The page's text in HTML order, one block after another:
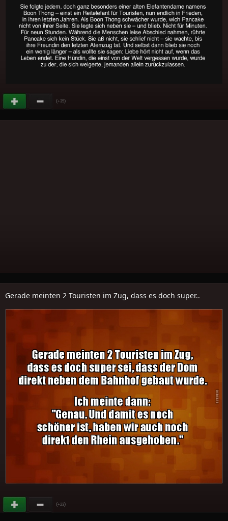
(+35)
Gerade meinten 2 Touristen im Zug, dass es doch super..
(+23)